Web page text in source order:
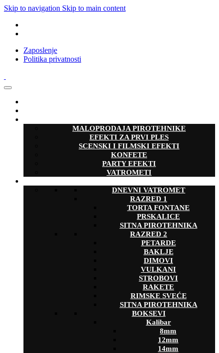
Skip to navigation Skip to main content
Zaposlenje
Politika privatnosti
MALOPRODAJA PIROTEHNIKE
EFEKTI ZA PRVI PLES
SCENSKI I FILMSKI EFEKTI
KONFETE
PARTY EFEKTI
VATROMETI
DNEVNI VATROMET
RAZRED 1
TORTA FONTANE
PRSKALICE
SITNA PIROTEHNIKA
RAZRED 2
PETARDE
BAKLJE
DIMOVI
VULKANI
STROBOVI
RAKETE
RIMSKE SVEĆE
SITNA PIROTEHNIKA
BOKSEVI
Kalibar
8mm
12mm
14mm